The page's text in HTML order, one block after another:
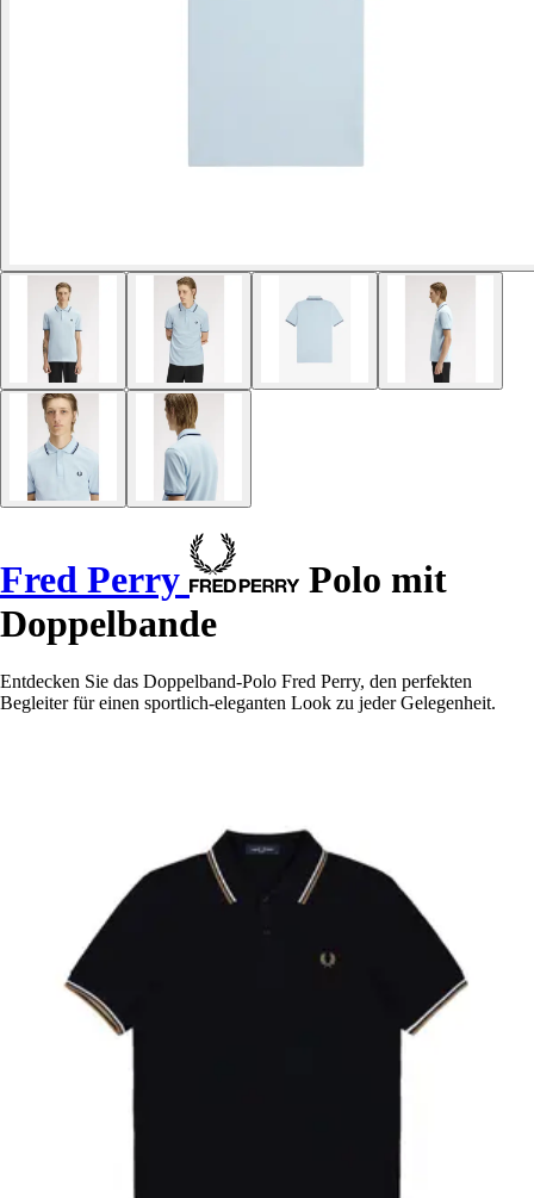
Fred Perry
Polo mit
Doppelbande
Entdecken Sie das Doppelband-Polo Fred Perry, den perfekten
Begleiter für einen sportlich-eleganten Look zu jeder Gelegenheit.